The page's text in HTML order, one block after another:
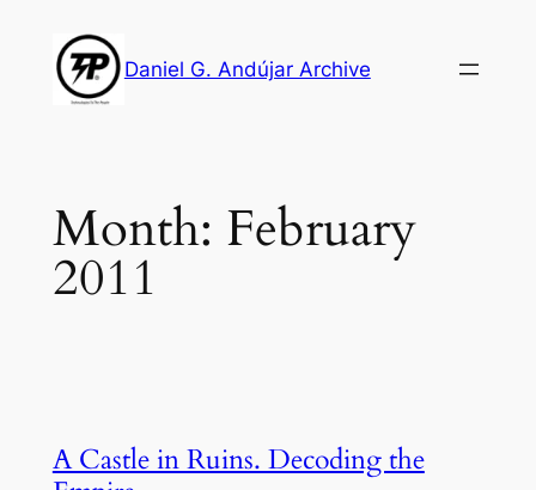
content
Daniel G. Andújar Archive
Month: February
2011
A Castle in Ruins. Decoding the